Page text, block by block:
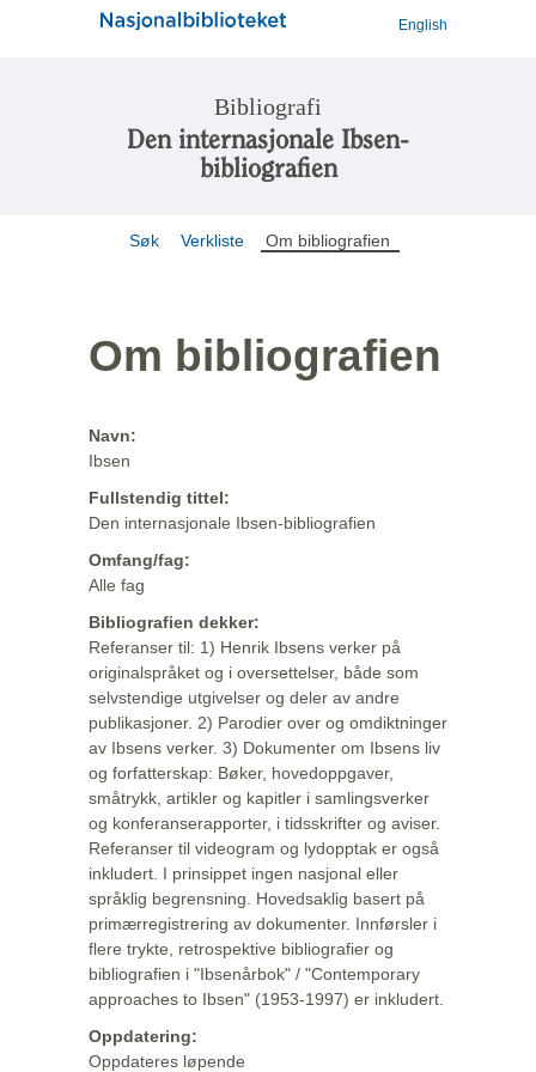
English
Bibliografi
Den internasjonale Ibsen-
bibliografien
Søk Verkliste Om bibliografien
Om bibliografien
Navn:
Ibsen
Fullstendig tittel:
Den internasjonale Ibsen-bibliografien
Omfang/fag:
Alle fag
Bibliografien dekker:
Referanser til: 1) Henrik Ibsens verker på
originalspråket og i oversettelser, både som
selvstendige utgivelser og deler av andre
publikasjoner. 2) Parodier over og omdiktninger
av Ibsens verker. 3) Dokumenter om Ibsens liv
og forfatterskap: Bøker, hovedoppgaver,
småtrykk, artikler og kapitler i samlingsverker
og konferanserapporter, i tidsskrifter og aviser.
Referanser til videogram og lydopptak er også
inkludert. I prinsippet ingen nasjonal eller
språklig begrensning. Hovedsaklig basert på
primærregistrering av dokumenter. Innførsler i
flere trykte, retrospektive bibliografier og
bibliografien i "Ibsenårbok" / "Contemporary
approaches to Ibsen" (1953-1997) er inkludert.
Oppdatering:
Oppdateres løpende